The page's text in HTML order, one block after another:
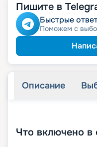
-10% от 109 431 ₽
Скидкаветеранам
Скидка
Скидка
Пишите в
Быстрые
Поможем с
Описание
Что включено в